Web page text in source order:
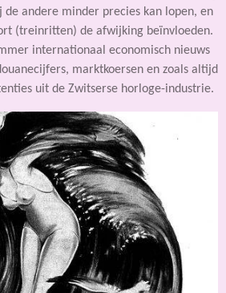
andere minder precies kan lopen, en
(treinritten) de afwijking beïnvloeden.
internationaal economisch nieuws
marktkoersen en zoals altijd
uit de Zwitserse horloge-industrie.